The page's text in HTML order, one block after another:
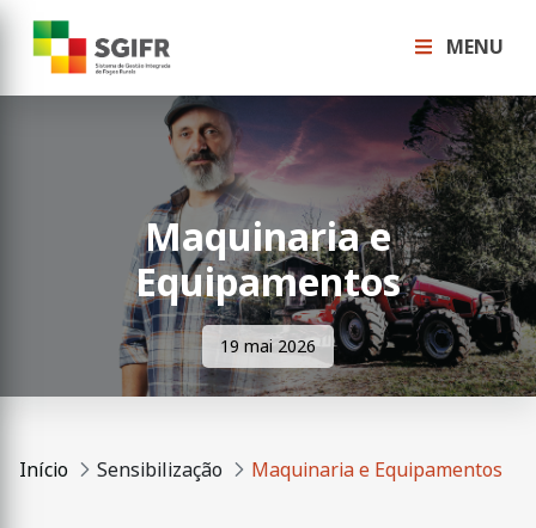
MENU
Maquinaria e
Equipamentos
19 mai 2026
Início Sensibilização Maquinaria e Equipamentos